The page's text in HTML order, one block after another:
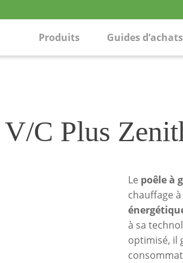
Produits Guides d’achats
C Plus
Le poêle à
chauffage
à sa
optimisé, il